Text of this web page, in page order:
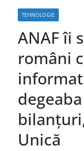
TEHNOLOGIE
ANAF îi
români
Unică